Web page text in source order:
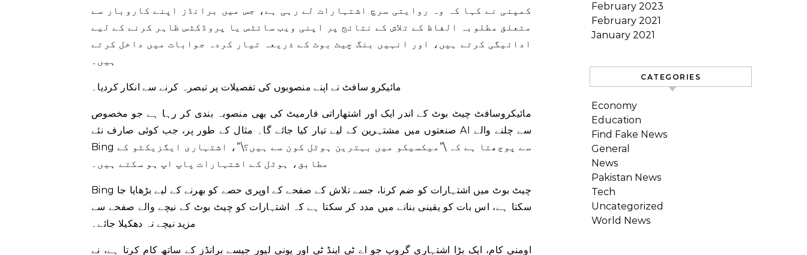
کمپنی نے کہا کہ وہ روایتی سرچ اشتہارات لے رہی ہے، جس میں برانڈز اپنے کاروبار سے
متعلق مطلوبہ الفاظ کے تلاش کے نتائج پر اپنی ویب سائٹس یا پروڈکٹس ظاہر کرنے کے لیے
ادائیگی کرتے ہیں، اور انہیں بنگ چیٹ بوٹ کے ذریعہ تیار کردہ جوابات میں داخل کرتے
ہیں۔
مائیکرو سافٹ نے اپنے منصوبوں کی تفصیلات پر تبصرہ کرنے سے انکار کردیا۔
مائیکروسافٹ چیٹ بوٹ کے اندر ایک اور اشتھاراتی فارمیٹ کی بھی منصوبہ بندی کر رہا ہے جو مخصوص
صنعتوں میں مشتہرین کے لیے تیار کیا جائے گا۔ مثال کے طور پر، جب کوئی صارف نئے AI سے چلنے والے
Bing سے پوچھتا ہے کہ \”میکسیکو میں بہترین ہوٹل کون سے ہیں؟\”، اشتہاری ایگزیکٹو کے
مطابق، ہوٹل کے اشتہارات پاپ اپ ہو سکتے ہیں۔
Bing چیٹ بوٹ میں اشتہارات کو ضم کرنا، جسے تلاش کے صفحے کے اوپری حصے کو بھرنے کے لیے بڑھایا جا
سکتا ہے، اس بات کو یقینی بنانے میں مدد کر سکتا ہے کہ اشتہارات کو چیٹ بوٹ کے نیچے والے صفحے سے
مزید نیچے نہ دھکیلا جائے۔
اومنی کام، ایک بڑا اشتہاری گروپ جو اے ٹی اینڈ ٹی اور یونی لیور جیسے برانڈز کے ساتھ کام کرتا ہے، نے
February 2023
February 2021
January 2021
CATEGORIES
Economy
Education
Find Fake News
General
News
Pakistan News
Tech
Uncategorized
World News